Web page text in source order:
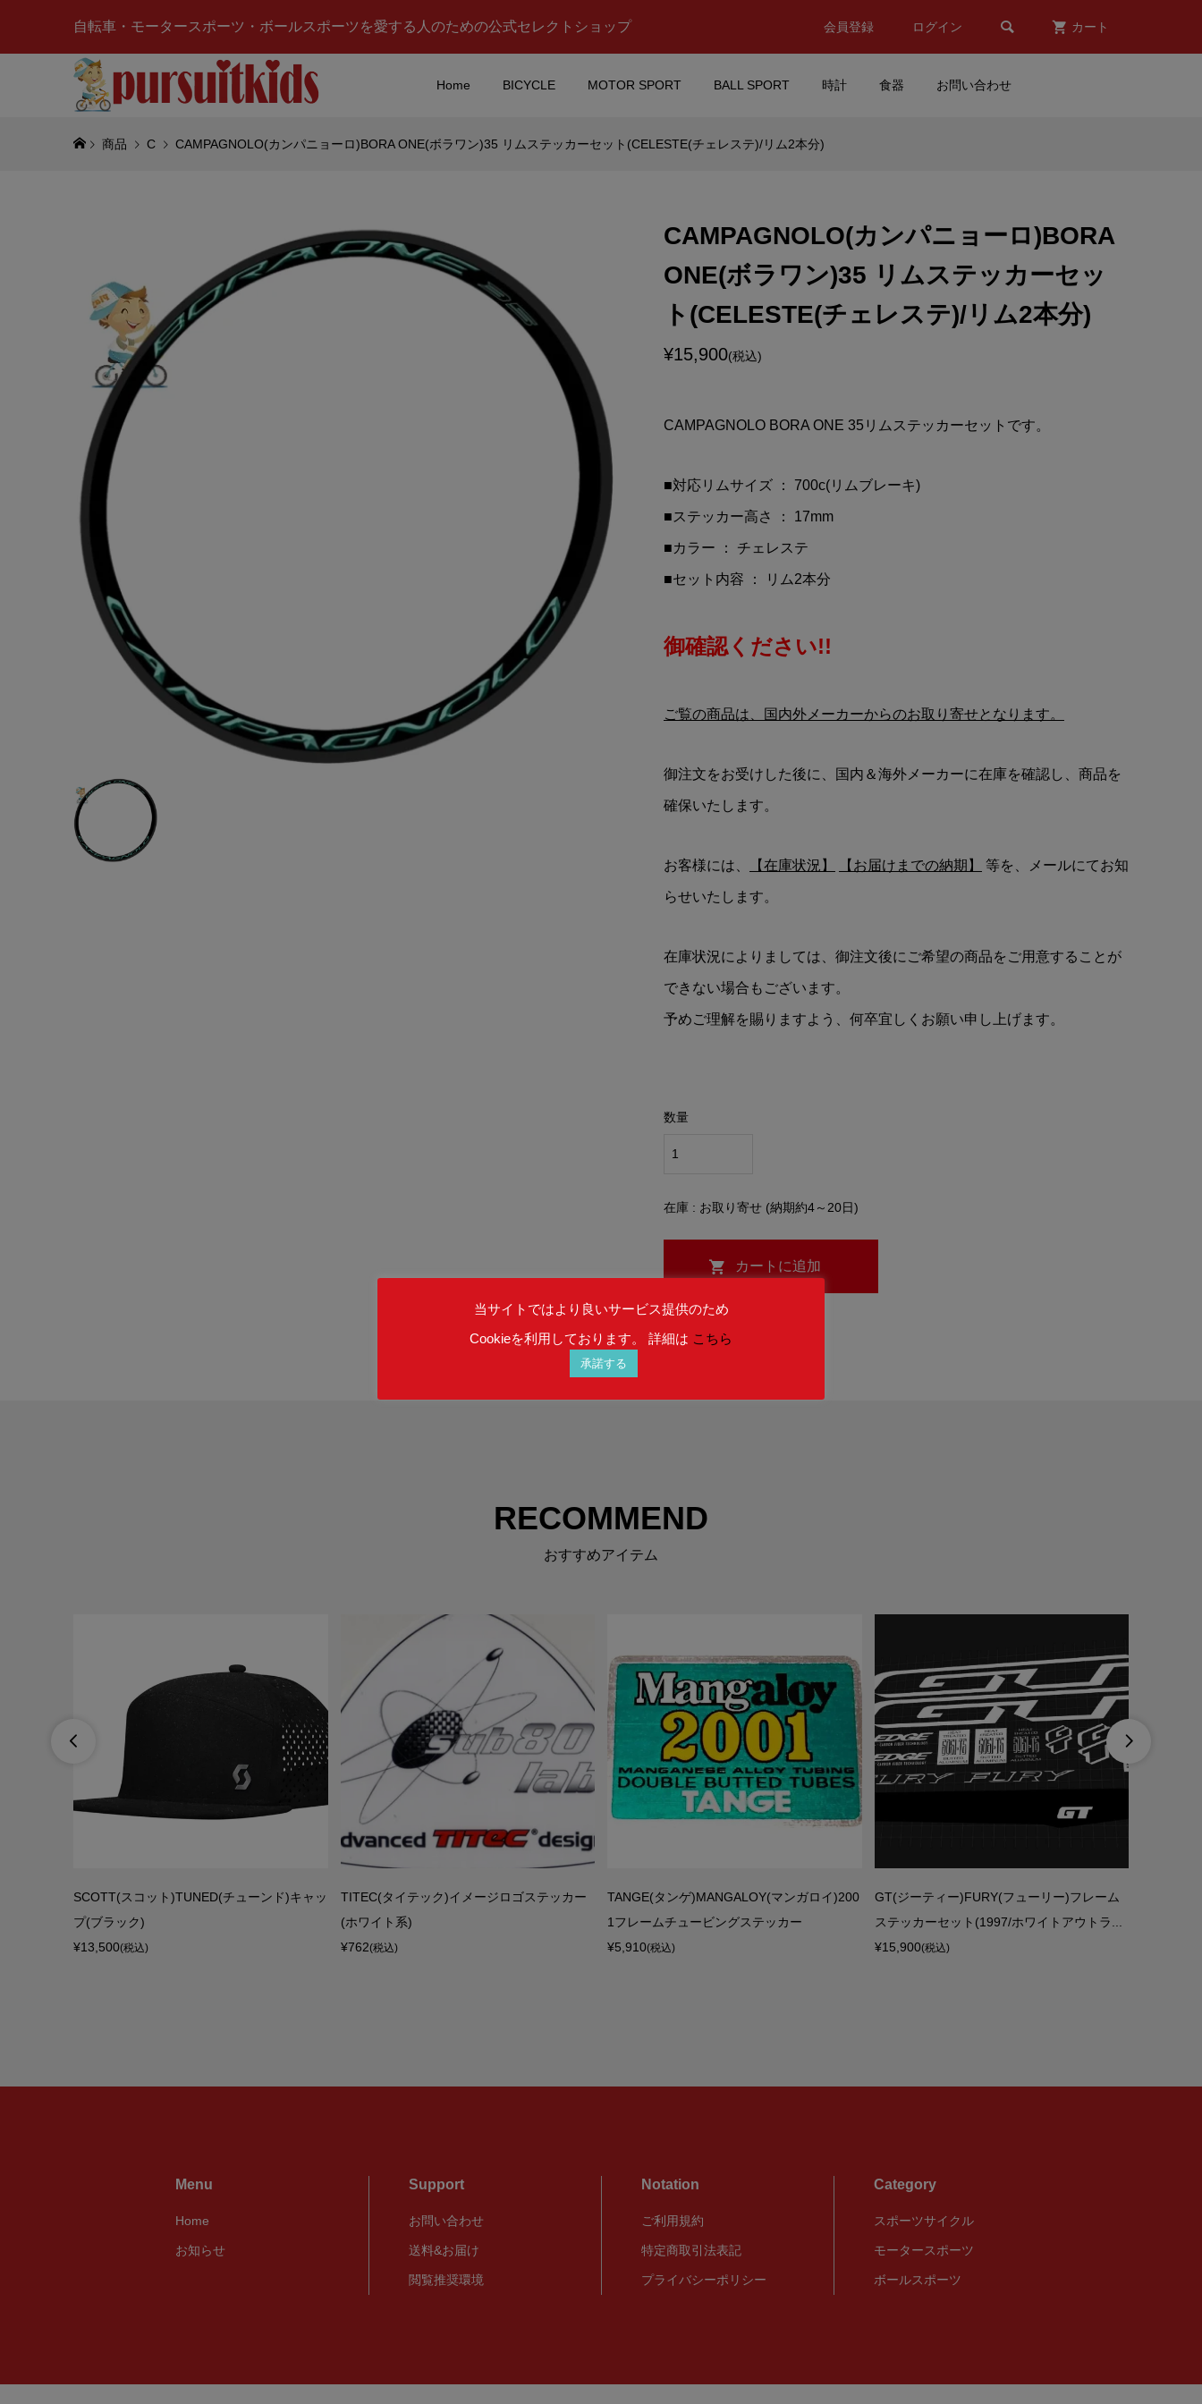
自転車・モータースポーツ・ボールスポーツを愛する人のための公式セレクトショップ 会員登録 ログイン  カート
Home BICYCLE MOTOR SPORT BALL SPORT 時計 食器 お問い合わせ
¥3,980(税込)
¥950 (税込)
¥6,700(税込)
TOM’S(トムス)折りたたみス
TOMICA(トミカ)#121 市原市
消防局スクラムフォースミニ
カー(ロングタイプ)
¥3,980(税込)
FOX(フォックス)シートカバ
ー(ブラック)
¥4,570(税込)
ズ)DISC(ディスク)ステッカ
商品 C CAMPAGNOLO(カンパニョーロ)BORA ONE(ボラワン)35 リムステッカーセット(CELESTE(チェレステ)/リム2本分)
CAMPAGNOLO(カンパニョーロ)BORA
ONE(ボラワン)35 リムステッカーセッ
ト(CELESTE(チェレステ)/リム2本分)
¥15,900(税込)
CAMPAGNOLO BORA ONE 35リムステッカーセットです。
■対応リムサイズ ： 700c(リムブレーキ)
■ステッカー高さ ： 17mm
■カラー ： チェレステ
■セット内容 ： リム2本分
御確認ください!!
ご覧の商品は、国内外メーカーからのお取り寄せとなります。
御注文をお受けした後に、国内＆海外メーカーに在庫を確認し、商品を
確保いたします。
お客様には、 【在庫状況】 【お届けまでの納期】 等を、メールにてお知
らせいたします。
在庫状況によりましては、御注文後にご希望の商品をご用意することが
できない場合もございます。
予めご理解を賜りますよう、何卒宜しくお願い申し上げます。
数量
在庫 : お取り寄せ (納期約4～20日)
RECOMMEND
おすすめアイテム

SCOTT(スコット)TUNED(チューンド)キャッ
プ(ブラック)
¥13,500(税込)
TITEC(タイテック)イメージロゴステッカー
(ホワイト系)
¥762(税込)
TANGE(タンゲ)MANGALOY(マンガロイ)200
1フレームチュービングステッカー
¥5,910(税込)
GT(ジーティー)FURY(フューリー)フレーム
ステッカーセット(1997/ホワイトアウトラ...
¥15,900(税込)

Menu
Home
お知らせ
Support
お問い合わせ
送料&お届け
閲覧推奨環境
Notation
ご利用規約
特定商取引法表記
プライバシーポリシー
Category
スポーツサイクル
モータースポーツ
ボールスポーツ
当サイトではより良いサービス提供のため
Cookieを利用しております。 詳細は こちら
承諾する